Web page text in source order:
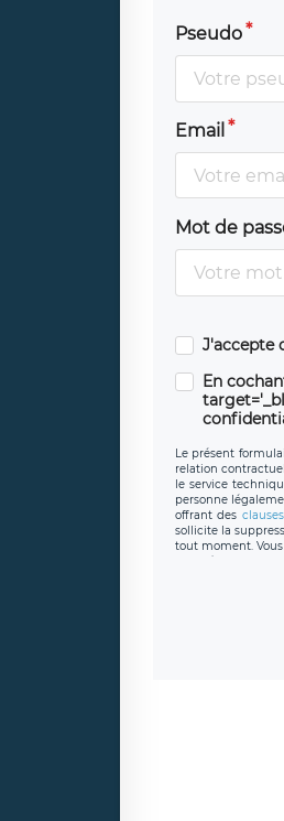
Pseudo
Email
Mot de
J'accepte
En
Le présent
relation
le service
personne
offrant des
sollicite la
tout moment.
caractère
protection des
joignable à